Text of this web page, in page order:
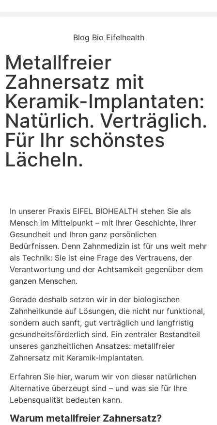
Blog Bio Eifelhealth
Metallfreier
Zahnersatz mit
Keramik-Implantaten:
Natürlich. Verträglich.
Für Ihr schönstes
Lächeln.
In unserer Praxis EIFEL BIOHEALTH stehen Sie als
Mensch im Mittelpunkt – mit Ihrer Geschichte, Ihrer
Gesundheit und Ihren ganz persönlichen
Bedürfnissen. Denn Zahnmedizin ist für uns weit mehr
als Technik: Sie ist eine Frage des Vertrauens, der
Verantwortung und der Achtsamkeit gegenüber dem
ganzen Menschen.
Gerade deshalb setzen wir in der biologischen
Zahnheilkunde auf Lösungen, die nicht nur funktional,
sondern auch sanft, gut verträglich und langfristig
gesundheitsförderlich sind. Ein zentraler Bestandteil
unseres ganzheitlichen Ansatzes: metallfreier
Zahnersatz mit Keramik-Implantaten.
Erfahren Sie hier, warum wir von dieser natürlichen
Alternative überzeugt sind – und was sie für Ihre
Lebensqualität bedeuten kann.
Warum metallfreier Zahnersatz?